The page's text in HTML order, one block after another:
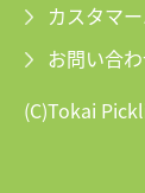
(C)Tokai
カスタマ
お問い合